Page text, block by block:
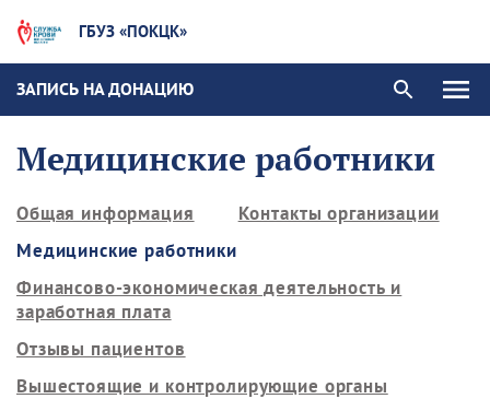
ГБУЗ «ПОКЦК»
ЗАПИСЬ НА ДОНАЦИЮ
Медицинские работники
Общая информация
Контакты организации
Медицинские работники
Финансово-экономическая деятельность и
заработная плата
Отзывы пациентов
Вышестоящие и контролирующие органы